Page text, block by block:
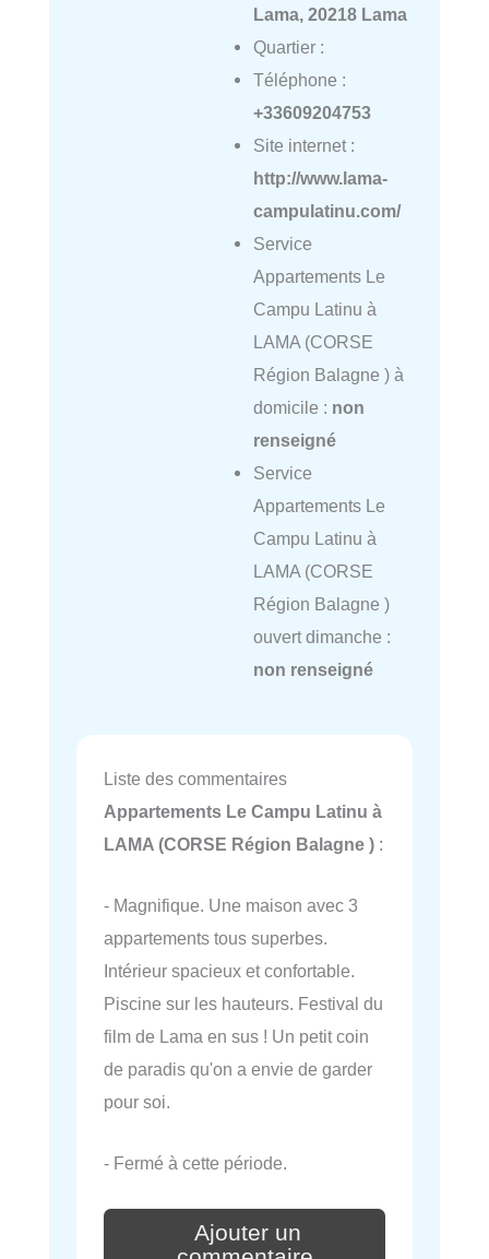
Lama, 20218 Lama
Quartier :
Téléphone :
+33609204753
Site internet :
http://www.lama-
campulatinu.com/
Service
Appartements Le
Campu Latinu à
LAMA (CORSE
Région Balagne ) à
domicile : non
renseigné
Service
Appartements Le
Campu Latinu à
LAMA (CORSE
Région Balagne )
ouvert dimanche :
non renseigné
Liste des commentaires
Appartements Le Campu Latinu à
LAMA (CORSE Région Balagne ) :
- Magnifique. Une maison avec 3
appartements tous superbes.
Intérieur spacieux et confortable.
Piscine sur les hauteurs. Festival du
film de Lama en sus ! Un petit coin
de paradis qu'on a envie de garder
pour soi.
- Fermé à cette période.
Ajouter un